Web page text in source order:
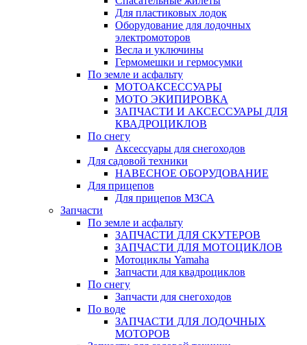
Для пластиковых лодок
Оборудование для лодочных
электромоторов
Весла и уключины
Гермомешки и гермосумки
По земле и асфальту
МОТОАКСЕССУАРЫ
МОТО ЭКИПИРОВКА
ЗАПЧАСТИ И АКСЕССУАРЫ ДЛЯ
КВАДРОЦИКЛОВ
По снегу
Аксессуары для снегоходов
Для садовой техники
НАВЕСНОЕ ОБОРУДОВАНИЕ
Для прицепов
Для прицепов МЗСА
Запчасти
По земле и асфальту
ЗАПЧАСТИ ДЛЯ СКУТЕРОВ
ЗАПЧАСТИ ДЛЯ МОТОЦИКЛОВ
Мотоциклы Yamaha
Запчасти для квадроциклов
По снегу
Запчасти для снегоходов
По воде
ЗАПЧАСТИ ДЛЯ ЛОДОЧНЫХ
МОТОРОВ